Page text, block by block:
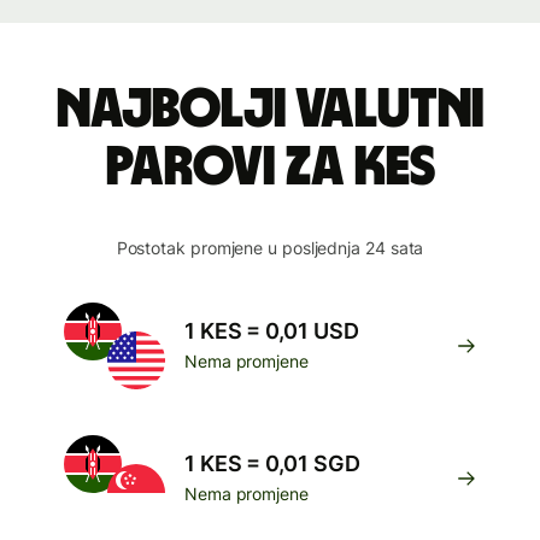
Najbolji valutni
parovi za KES
Postotak promjene u posljednja 24 sata
1 KES = 0,01 USD
Nema promjene
1 KES = 0,01 SGD
Nema promjene